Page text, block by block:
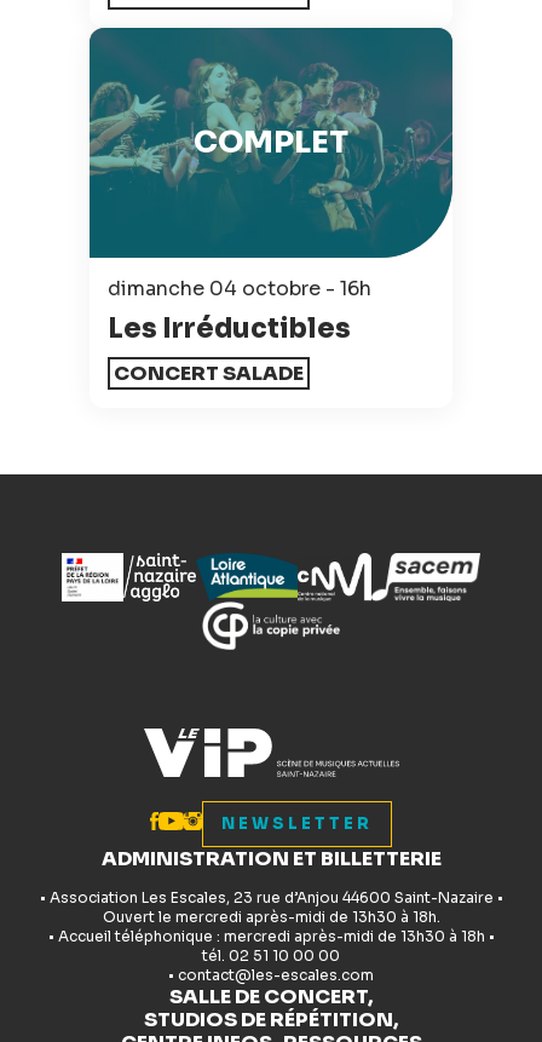
dimanche 04 octobre - 16h
Les Irréductibles
CONCERT SALADE
COMPLET
NEWSLETTER
ADMINISTRATION ET BILLETTERIE
• Association Les Escales, 23 rue d’Anjou 44600 Saint-Nazaire •
Ouvert le mercredi après-midi de 13h30 à 18h.
• Accueil téléphonique : mercredi après-midi de 13h30 à 18h •
tél. 02 51 10 00 00
• contact@les-escales.com
SALLE DE CONCERT,
STUDIOS DE RÉPÉTITION,